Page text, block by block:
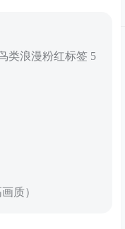
类浪漫粉红标签 5
质）